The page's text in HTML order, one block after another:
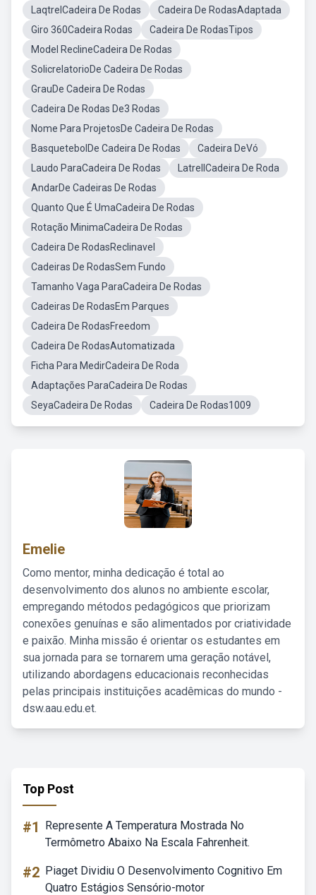
LaqtrelCadeira De Rodas
Cadeira De RodasAdaptada
Giro 360Cadeira Rodas
Cadeira De RodasTipos
Model ReclineCadeira De Rodas
SolicrelatorioDe Cadeira De Rodas
GrauDe Cadeira De Rodas
Cadeira De Rodas De3 Rodas
Nome Para ProjetosDe Cadeira De Rodas
BasquetebolDe Cadeira De Rodas
Cadeira DeVó
Laudo ParaCadeira De Rodas
LatrellCadeira De Roda
AndarDe Cadeiras De Rodas
Quanto Que É UmaCadeira De Rodas
Rotação MinimaCadeira De Rodas
Cadeira De RodasReclinavel
Cadeiras De RodasSem Fundo
Tamanho Vaga ParaCadeira De Rodas
Cadeiras De RodasEm Parques
Cadeira De RodasFreedom
Cadeira De RodasAutomatizada
Ficha Para MedirCadeira De Roda
Adaptações ParaCadeira De Rodas
SeyaCadeira De Rodas
Cadeira De Rodas1009
Emelie
Como mentor, minha dedicação é total ao
desenvolvimento dos alunos no ambiente escolar,
empregando métodos pedagógicos que priorizam
conexões genuínas e são alimentados por criatividade
e paixão. Minha missão é orientar os estudantes em
sua jornada para se tornarem uma geração notável,
utilizando abordagens educacionais reconhecidas
pelas principais instituições acadêmicas do mundo -
dsw.aau.edu.et.
Top Post
#1
Represente A Temperatura Mostrada No
Termômetro Abaixo Na Escala Fahrenheit.
#2 Piaget Dividiu O Desenvolvimento Cognitivo Em
Quatro Estágios Sensório-motor